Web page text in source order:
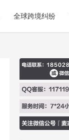
全球跨境纠纷